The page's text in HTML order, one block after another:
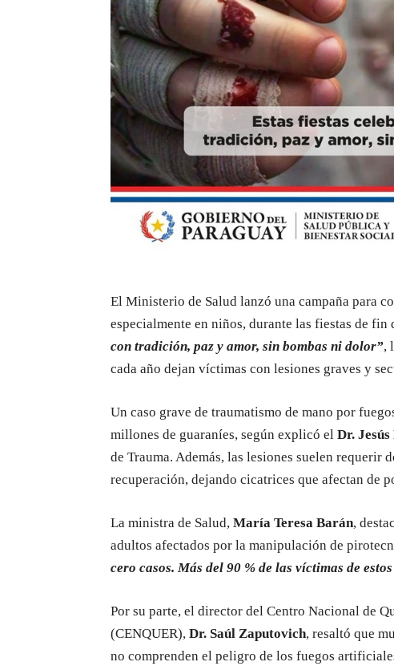
El Ministerio de Salud lanzó una campaña para
especialmente en niños, durante las fiestas de fin
con tradición, paz y amor, sin bombas ni dolor”,
cada año dejan víctimas con lesiones graves y
Un caso grave de traumatismo de mano por
millones de guaraníes, según explicó el Dr.
de Trauma. Además, las lesiones suelen requerir
recuperación, dejando cicatrices que afectan de
La ministra de Salud, María Teresa Barán,
adultos afectados por la manipulación de
cero casos. Más del 90 % de las víctimas de
Por su parte, el director del Centro Nacional de
(CENQUER), Dr. Saúl Zaputovich, resaltó que
no comprenden el peligro de los fuegos